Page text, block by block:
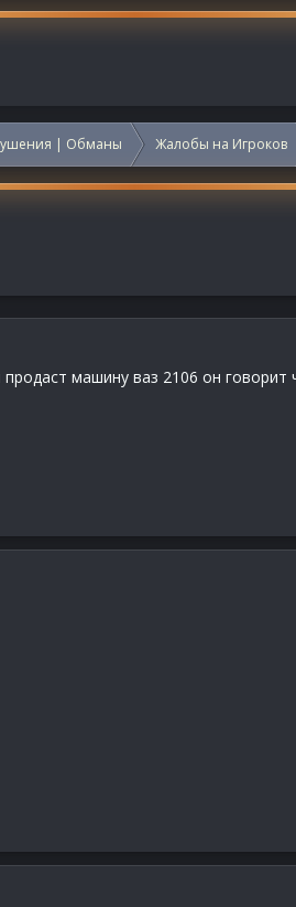
| Обманы Жалобы на Игроков
машину ваз 2106 он